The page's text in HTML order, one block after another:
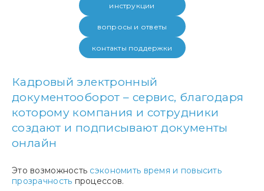
инструкции
вопросы и ответы
контакты поддержки
Кадровый электронный
документооборот – сервис, благодаря
которому компания и сотрудники
создают и подписывают документы
онлайн
Это возможность сэкономить время и повысить
прозрачность процессов.